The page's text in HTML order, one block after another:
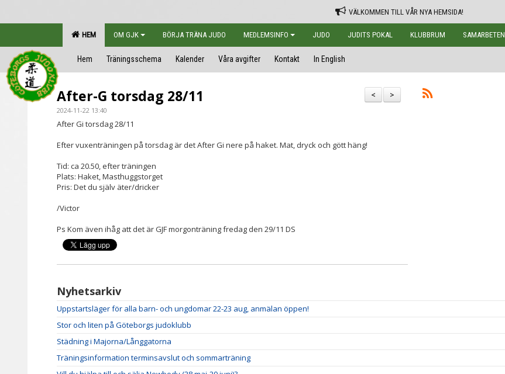
VÄLKOMMEN TILL VÅR NYA HEMSIDA!
HEM OM GJK BÖRJA TRÄNA JUDO MEDLEMSINFO JUDO JUDITS POKAL KLUBBRUM SAMARBETEN
Hem Träningsschema Kalender Våra avgifter Kontakt In English
>
<
After-G torsdag 28/11
2024-11-22 13:40
After Gi torsdag 28/11
Efter vuxenträningen på torsdag är det After Gi nere på haket. Mat, dryck och gött häng!
Tid: ca 20.50, efter träningen
Plats: Haket, Masthuggstorget
Pris: Det du själv äter/dricker
/Victor
Ps Kom även ihåg att det är GJF morgonträning fredag den 29/11 DS
Nyhetsarkiv
Uppstartsläger för alla barn- och ungdomar 22-23 aug, anmälan öppen!
Stor och liten på Göteborgs judoklubb
Städning i Majorna/Långgatorna
Träningsinformation terminsavslut och sommarträning